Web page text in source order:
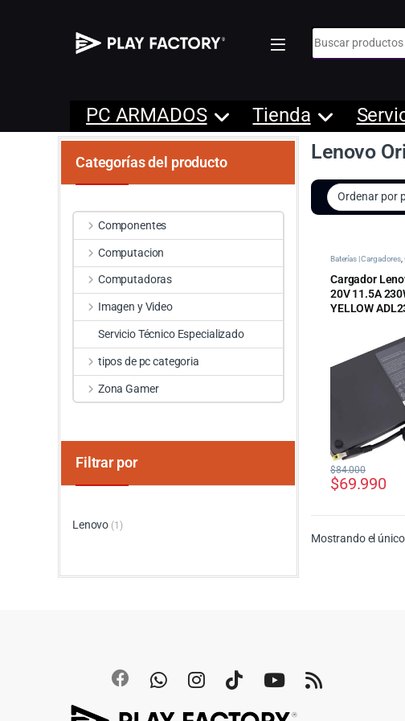
Búsqueda de:
PC ARMADOS Tienda
Lenovo
Baterías | Cargadores,
Cargador
20V 11.5A
YELLOW
$69.990
$84.000
Mostrando el
Categorías del producto
Componentes
Computacion
Computadoras
Imagen y Video
Servicio Técnico Especializado
tipos de pc categoria
Zona Gamer
Filtrar por
Lenovo (1)